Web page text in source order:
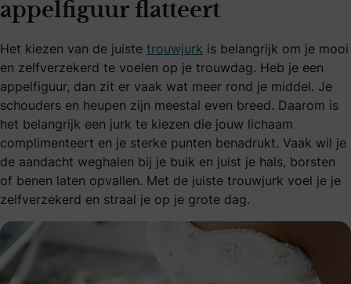
appelfiguur flatteert
Het kiezen van de juiste trouwjurk is belangrijk om je mooi
en zelfverzekerd te voelen op je trouwdag. Heb je een
appelfiguur, dan zit er vaak wat meer rond je middel. Je
schouders en heupen zijn meestal even breed. Daarom is
het belangrijk een jurk te kiezen die jouw lichaam
complimenteert en je sterke punten benadrukt. Vaak wil je
de aandacht weghalen bij je buik en juist je hals, borsten
of benen laten opvallen. Met de juiste trouwjurk voel je je
zelfverzekerd en straal je op je grote dag.